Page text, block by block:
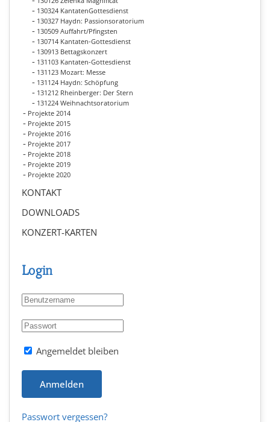
130324 KantatenGottesdienst
130327 Haydn: Passionsoratorium
130509 Auffahrt/Pfingsten
130714 Kantaten-Gottesdienst
130913 Bettagskonzert
131103 Kantaten-Gottesdienst
131123 Mozart: Messe
131124 Haydn: Schöpfung
131212 Rheinberger: Der Stern
131224 Weihnachtsoratorium
Projekte 2014
Projekte 2015
Projekte 2016
Projekte 2017
Projekte 2018
Projekte 2019
Projekte 2020
KONTAKT
DOWNLOADS
KONZERT-KARTEN
Login
Angemeldet bleiben
Anmelden
Passwort vergessen?